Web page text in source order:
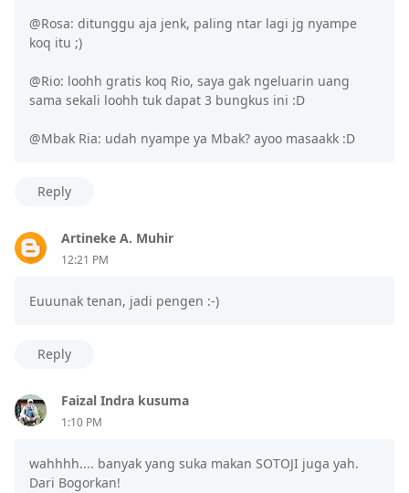
@Rosa: ditunggu aja jenk, paling ntar lagi jg nyampe
koq itu ;)
@Rio: loohh gratis koq Rio, saya gak ngeluarin uang
sama sekali loohh tuk dapat 3 bungkus ini :D
@Mbak Ria: udah nyampe ya Mbak? ayoo masaakk :D
Reply
Artineke A. Muhir
12:21 PM
Euuunak tenan, jadi pengen :-)
Reply
Faizal Indra kusuma
1:10 PM
wahhhh.... banyak yang suka makan SOTOJI juga yah.
Dari Bogorkan!